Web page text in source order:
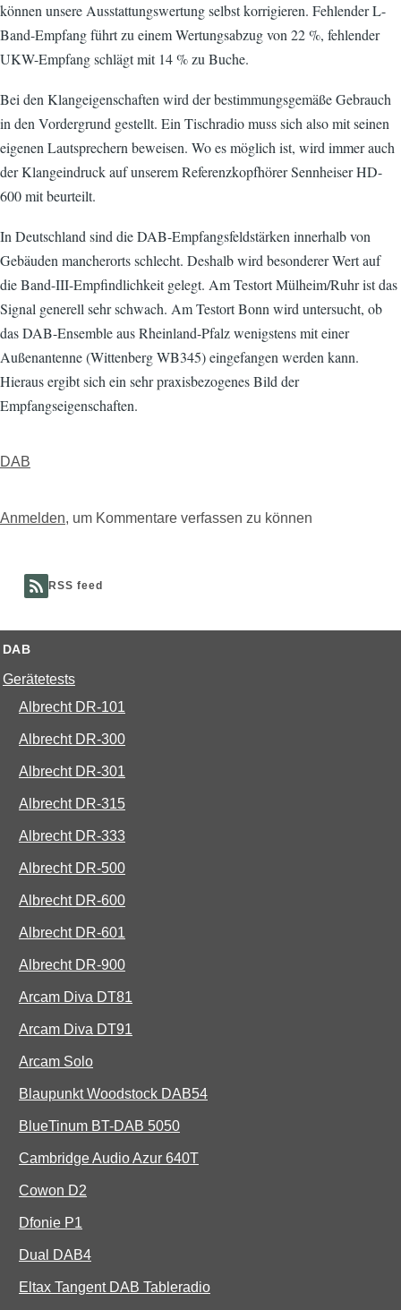
können unsere Ausstattungswertung selbst korrigieren. Fehlender L-
Band-Empfang führt zu einem Wertungsabzug von 22 %, fehlender
UKW-Empfang schlägt mit 14 % zu Buche.
Bei den Klangeigenschaften wird der bestimmungsgemäße Gebrauch
in den Vordergrund gestellt. Ein Tischradio muss sich also mit seinen
eigenen Lautsprechern beweisen. Wo es möglich ist, wird immer auch
der Klangeindruck auf unserem Referenzkopfhörer Sennheiser HD-
600 mit beurteilt.
In Deutschland sind die DAB-Empfangsfeldstärken innerhalb von
Gebäuden mancherorts schlecht. Deshalb wird besonderer Wert auf
die Band-III-Empfindlichkeit gelegt. Am Testort Mülheim/Ruhr ist das
Signal generell sehr schwach. Am Testort Bonn wird untersucht, ob
das DAB-Ensemble aus Rheinland-Pfalz wenigstens mit einer
Außenantenne (Wittenberg WB345) eingefangen werden kann.
Hieraus ergibt sich ein sehr praxisbezogenes Bild der
Empfangseigenschaften.
DAB
Anmelden, um Kommentare verfassen zu können
RSS feed
DAB
Gerätetests
Albrecht DR-101
Albrecht DR-300
Albrecht DR-301
Albrecht DR-315
Albrecht DR-333
Albrecht DR-500
Albrecht DR-600
Albrecht DR-601
Albrecht DR-900
Arcam Diva DT81
Arcam Diva DT91
Arcam Solo
Blaupunkt Woodstock DAB54
BlueTinum BT-DAB 5050
Cambridge Audio Azur 640T
Cowon D2
Dfonie P1
Dual DAB4
Eltax Tangent DAB Tableradio